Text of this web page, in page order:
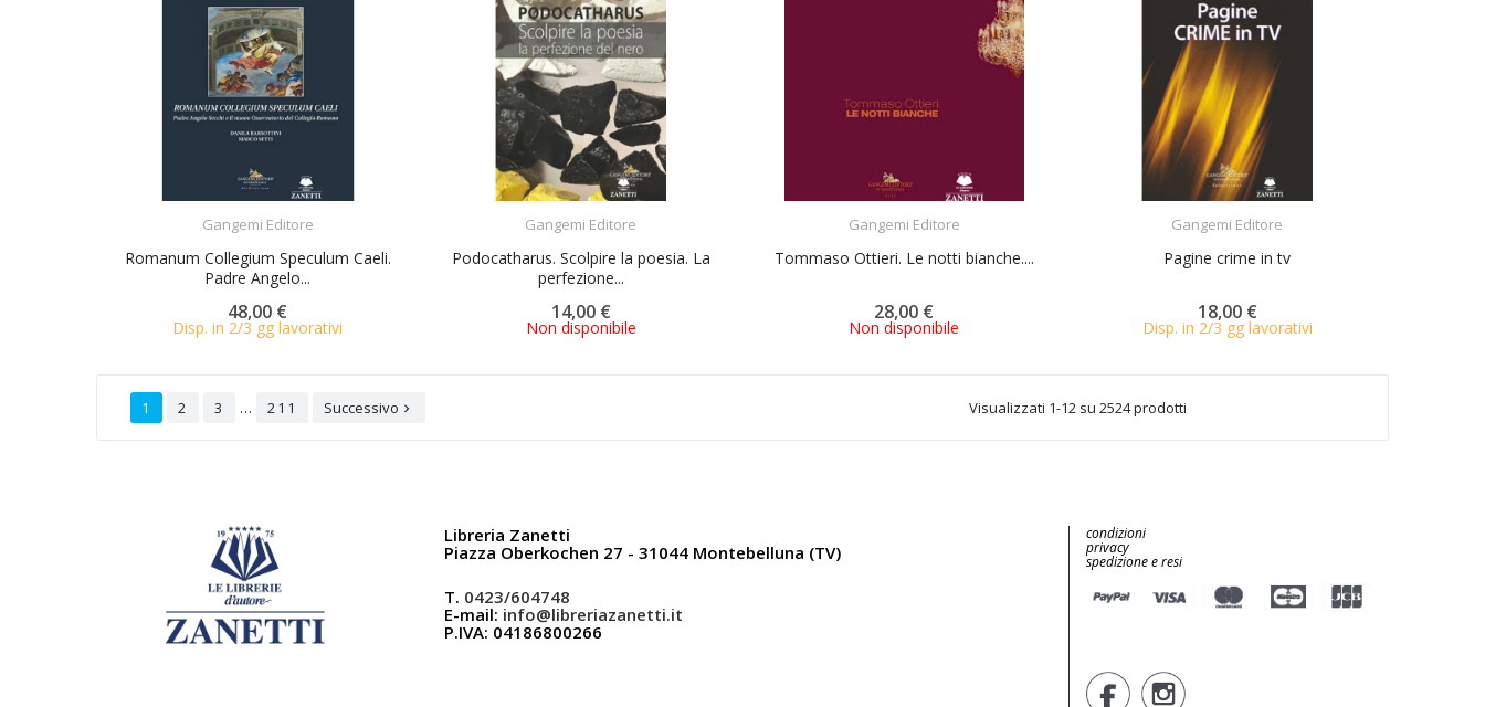
Gangemi Editore
Romanum Collegium Speculum Caeli.
Padre Angelo...
48,00 €
Disp. in 2/3 gg lavorativi
Gangemi Editore
Podocatharus. Scolpire la poesia. La
perfezione...
14,00 €
Non disponibile
Gangemi Editore
Tommaso Ottieri. Le notti bianche....
28,00 €
Non disponibile
Gangemi Editore
Pagine crime in tv
18,00 €
Disp. in 2/3 gg lavorativi
1 2 3 … 211 Successivo  Visualizzati 1-12 su 2524 prodotti
Libreria Zanetti
Piazza Oberkochen 27 - 31044 Montebelluna (TV)
T. 0423/604748
E-mail: info@libreriazanetti.it
P.IVA: 04186800266
condizioni
privacy
spedizione e resi